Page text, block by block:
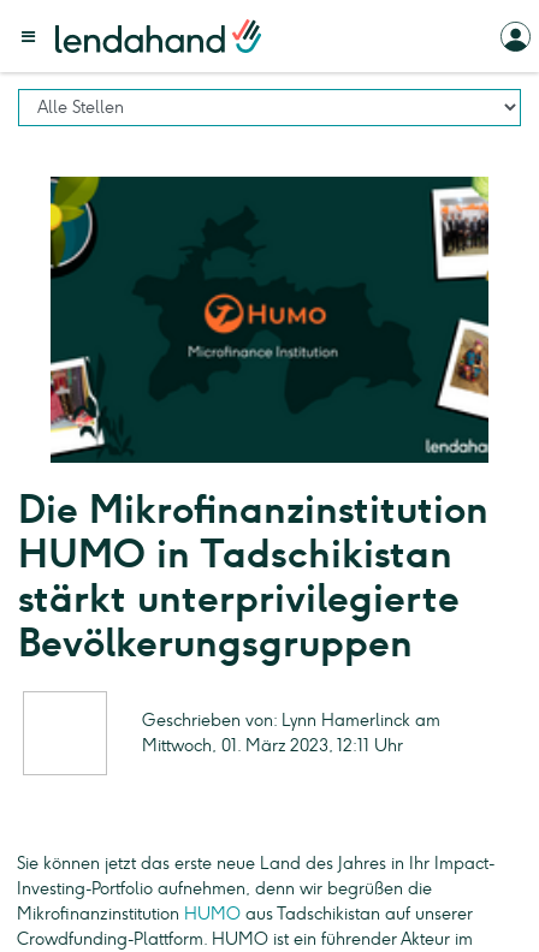
Die Mikrofinanzinstitution
HUMO in Tadschikistan
stärkt unterprivilegierte
Bevölkerungsgruppen
Geschrieben von: Lynn Hamerlinck am
Mittwoch, 01. März 2023, 12:11 Uhr
Sie können jetzt das erste neue Land des Jahres in Ihr Impact-
Investing-Portfolio aufnehmen, denn wir begrüßen die
Mikrofinanzinstitution HUMO aus Tadschikistan auf unserer
Crowdfunding-Plattform. HUMO ist ein führender Akteur im